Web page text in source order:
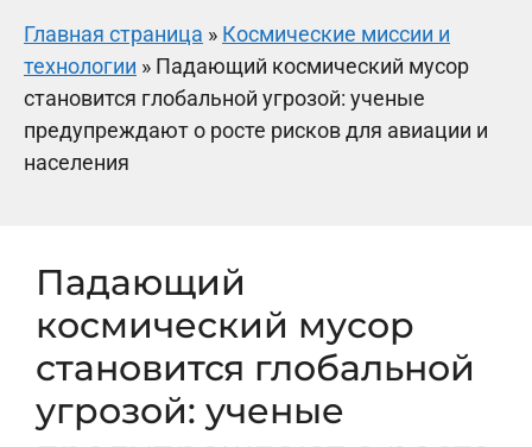
Главная страница » Космические миссии и
технологии » Падающий космический мусор
становится глобальной угрозой: ученые
предупреждают о росте рисков для авиации и
населения
Падающий
космический мусор
становится глобальной
угрозой: ученые